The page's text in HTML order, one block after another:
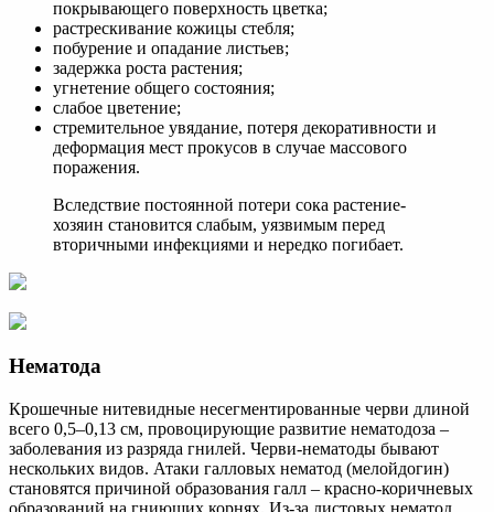
покрывающего поверхность цветка;
растрескивание кожицы стебля;
побурение и опадание листьев;
задержка роста растения;
угнетение общего состояния;
слабое цветение;
стремительное увядание, потеря декоративности и
деформация мест прокусов в случае массового
поражения.
Вследствие постоянной потери сока растение-
хозяин становится слабым, уязвимым перед
вторичными инфекциями и нередко погибает.
Нематода
Крошечные нитевидные несегментированные черви длиной
всего 0,5–0,13 см, провоцирующие развитие нематодоза –
заболевания из разряда гнилей. Черви-нематоды бывают
нескольких видов. Атаки галловых нематод (мелойдогин)
становятся причиной образования галл – красно-коричневых